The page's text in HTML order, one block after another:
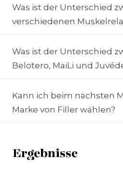
Was ist der Unterschied
verschiedenen
Was ist der Unterschied
Belotero, MaiLi und
Kann ich beim nächsten
Marke von Filler wählen?
Ergebnisse